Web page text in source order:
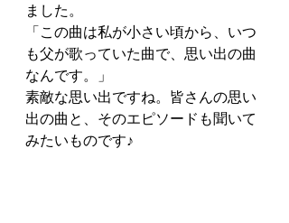
ました。
「この曲は私が小さい頃から、いつ
も父が歌っていた曲で、思い出の曲
なんです。」
素敵な思い出ですね。皆さんの思い
出の曲と、そのエピソードも聞いて
みたいものです♪